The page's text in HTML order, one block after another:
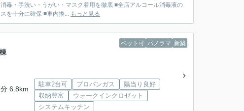
毒・手洗い・うがい・マスク着用を徹底 ■全店アルコール消毒液の
を十分に確保 ■車内換... もっと見る
ペット可 パノラマ 新築
6.8km
駐車2台可 プロパンガス
陽当り良好
収納豊富
ウォークインクロゼット
システムキッチン